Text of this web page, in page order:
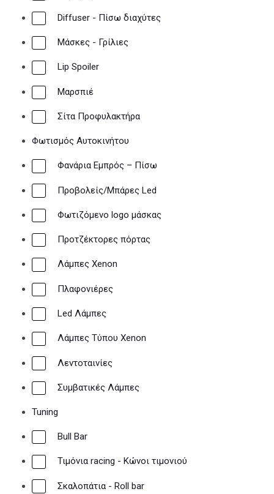
Diffuser - Πίσω διαχύτες
Μάσκες - Γρίλιες
Lip Spoiler
Μαρσπιέ
Σίτα Προφυλακτήρα
Φωτισμός Αυτοκινήτου
Φανάρια Εμπρός – Πίσω
Προβολείς/Μπάρες Led
Φωτιζόμενο logo μάσκας
Προτζέκτορες πόρτας
Λάμπες Xenon
Πλαφονιέρες
Led Λάμπες
Λάμπες Τύπου Xenon
Λεντοταινίες
Συμβατικές Λάμπες
Tuning
Bull Bar
Τιμόνια racing - Κώνοι τιμονιού
Σκαλοπάτια - Roll bar